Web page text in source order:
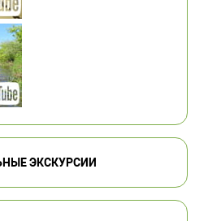
ЭКСКУРСИИ